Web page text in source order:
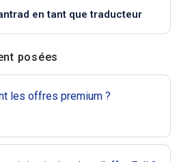
en tant que traducteur
réponses
posées
les offres premium ?